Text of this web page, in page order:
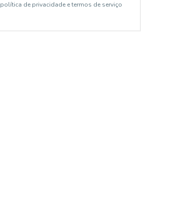
política de privacidade e termos de serviço